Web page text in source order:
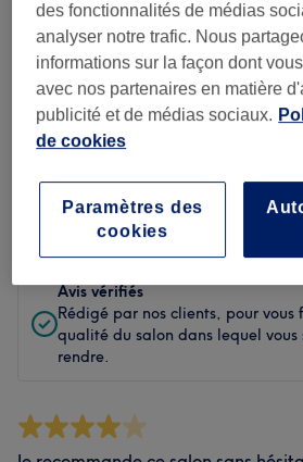
Personnel
Évaluation
Avis vérifiés
Rédigé par nos clients, pour
qualité du salon dans lequel vous
rendre.
des fonctionnalités de médias
analyser notre trafic. Nous
informations sur la façon dont
avec nos partenaires en matière
publicité et de médias sociaux.
de cookies
Paramètres des
cookies